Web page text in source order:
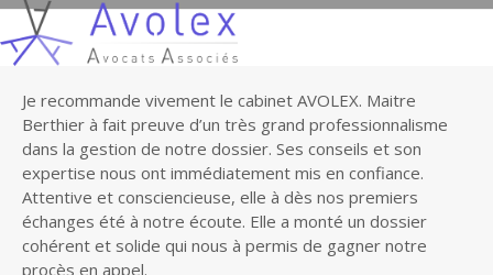
Skip
to
content
Open
mobile
menu
Close
mobile
menuJe recommande vivement le cabinet AVOLEX. Maitre
Berthier à fait preuve d’un très grand professionnalisme
dans la gestion de notre dossier. Ses conseils et son
expertise nous ont immédiatement mis en confiance.
Attentive et consciencieuse, elle à dès nos premiers
échanges été à notre écoute. Elle a monté un dossier
cohérent et solide qui nous à permis de gagner notre
procès en appel.